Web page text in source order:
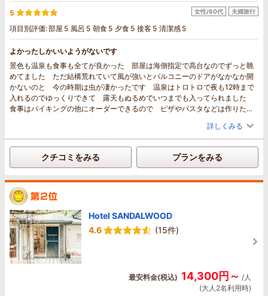
5
項目別評価:部屋 5 風呂 5 朝食 5 夕食 5 接客 5 清潔感 5
女性/60代 夫婦旅行
よかったしかいいようがないです
景色も温泉も食事も全てが良かった 部屋は海側指定で高台なのでずっと眺
めてました ただ結構荒れていて風が強いとバルコニーのドアがなかなか開
かないのと 今の時期は虫が凄かったです 温泉はトロトロで夜も12時まで
入れるのでゆっくりできて 露天もぬるめでいつまでも入ってられました
食事はバイキングの他にオーダーできるので ピザやパスタなどは作りたて
ました 何度も行きたいですが なかなか遠すぎで難しそうですが とても
良い思い出になりました
詳しくみる
クチコミをみる プランをみる
Hotel SANDALWOOD
4.6
(15件)
最安料金(税込) 14,300円～ /人
(大人2名利用時)